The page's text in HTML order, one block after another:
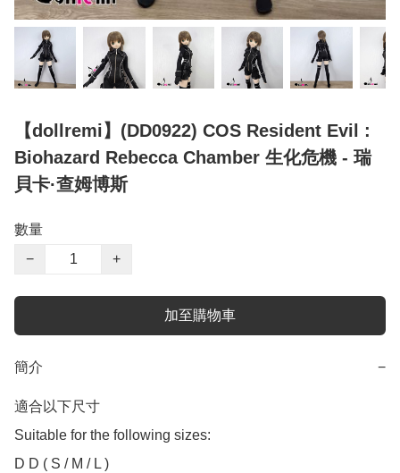
【dollremi】(DD0922) COS Resident Evil :
Biohazard Rebecca Chamber 生化危機 - 瑞
貝卡·查姆博斯
數量
−
+
加至購物車
簡介 −
適合以下尺寸
Suitable for the following sizes:
D D ( S / M / L )